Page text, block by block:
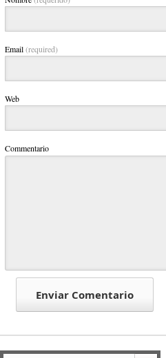
Email(required)
Web
Commentario